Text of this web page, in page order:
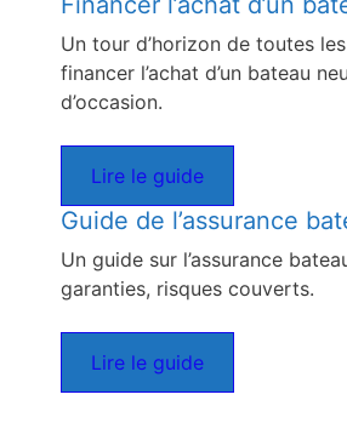
Un tour d’horizon de toutes
financer l’achat d’un bateau
d’occasion.
Lire le guide
Guide de l’assurance
Un guide sur l’assurance
garanties, risques couverts.
Lire le guide